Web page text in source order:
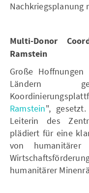
Nachkriegsplanung
Multi-Donor
Ramstein
Große
Ländern
Ramstein",
Leiterin des
plädiert für eine
von humanitärer
humanitärer